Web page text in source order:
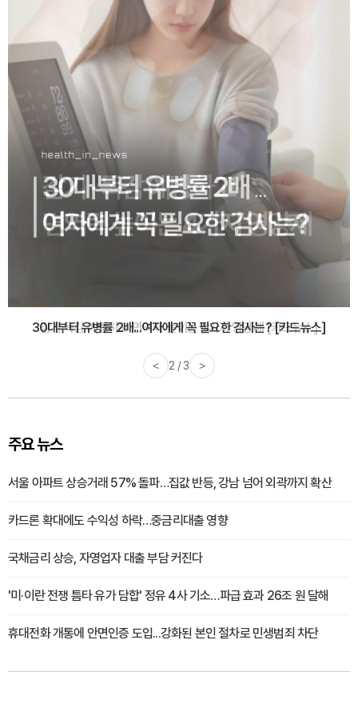
감기·독감 예방하고 면역력 높이는 4가지 영양제 [카드뉴스]
< 3 / 3 >
주요 뉴스
서울 아파트 상승거래 57% 돌파…집값 반등, 강남 넘어 외곽까지 확산
카드론 확대에도 수익성 하락…중금리대출 영향
국채금리 상승, 자영업자 대출 부담 커진다
'미·이란 전쟁 틈타 유가 담합' 정유 4사 기소…파급 효과 26조 원 달해
휴대전화 개통에 안면인증 도입...강화된 본인 절차로 민생범죄 차단